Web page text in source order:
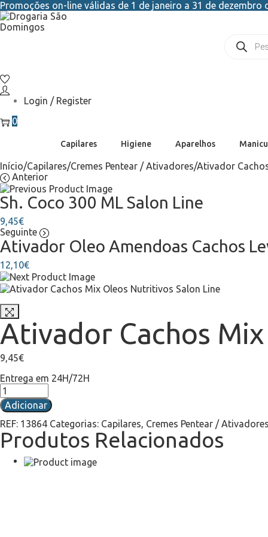
Promoções on-line válidas de 1 de janeiro a 31 de
Login / Register
0
Capilares Higiene Aparelhos
Início/Capilares/Cremes Pentear / Ativadores/Ativador
Anterior
Sh. Coco 300 ML Salon Line
9,45€
Seguinte
Ativador Oleo Amendoas Cachos
12,10€
Ativador Cachos
9,45€
Entrega em 24H/72H
Adicionar
REF: 13864 Categorias: Capilares, Cremes Pentear /
Produtos Relacionados